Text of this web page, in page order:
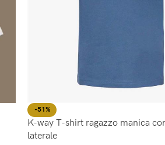
-51%
K-way T-shirt ragazzo manica
laterale